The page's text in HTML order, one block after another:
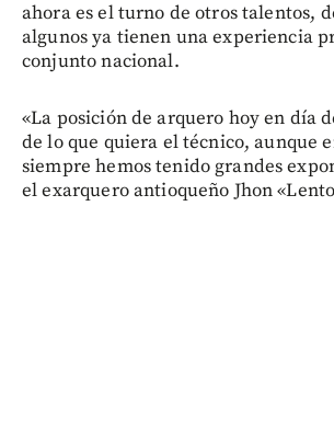
ahora es el turno de otros talentos,
algunos ya tienen una experiencia
conjunto nacional.
«La posición de arquero hoy en día
de lo que quiera el técnico, aunque
siempre hemos tenido grandes
el exarquero antioqueño Jhon